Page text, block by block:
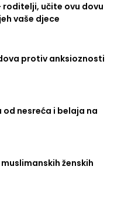
roditelji, učite ovu dovu
vaše djece
protiv anksioznosti
nesreća i belaja na
ženskih